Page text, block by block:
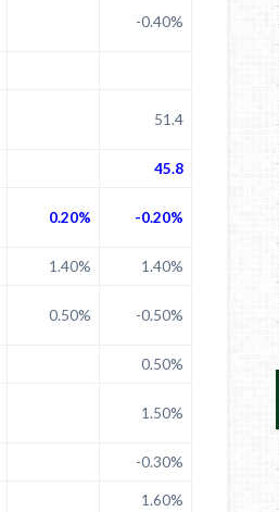
-0.40%
51.4
45.8
0.20% -0.20%
1.40% 1.40%
0.50% -0.50%
0.50%
1.50%
-0.30%
1.60%